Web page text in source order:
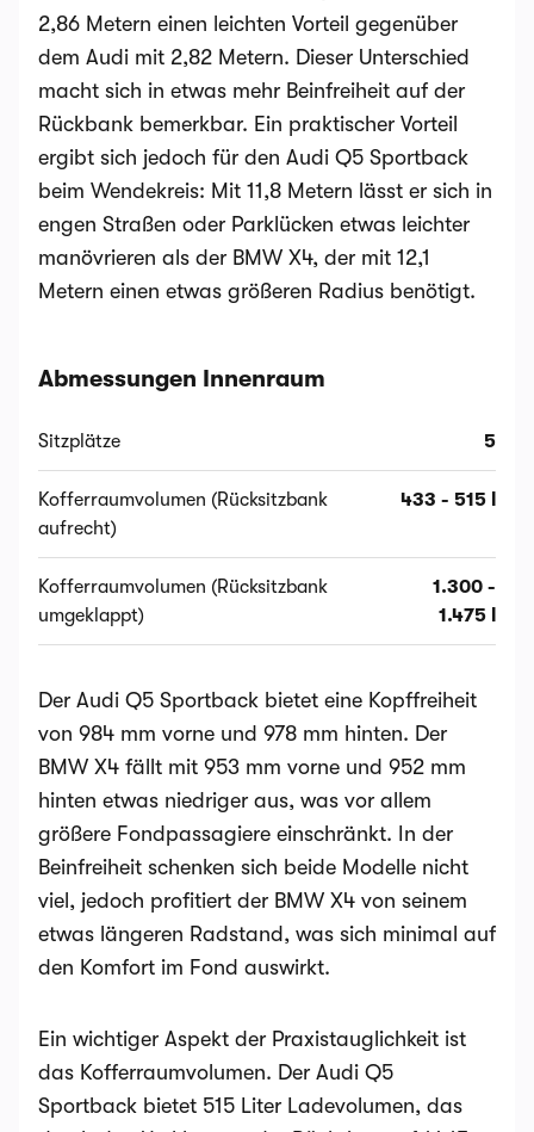
2,86 Metern einen leichten Vorteil gegenüber
dem Audi mit 2,82 Metern. Dieser Unterschied
macht sich in etwas mehr Beinfreiheit auf der
Rückbank bemerkbar. Ein praktischer Vorteil
ergibt sich jedoch für den Audi Q5 Sportback
beim Wendekreis: Mit 11,8 Metern lässt er sich in
engen Straßen oder Parklücken etwas leichter
manövrieren als der BMW X4, der mit 12,1
Metern einen etwas größeren Radius benötigt.
Abmessungen Innenraum
Sitzplätze 5
Kofferraumvolumen (Rücksitzbank
aufrecht)
433 - 515 l
Kofferraumvolumen (Rücksitzbank
umgeklappt)
1.300 -
1.475 l
Der Audi Q5 Sportback bietet eine Kopffreiheit
von 984 mm vorne und 978 mm hinten​. Der
BMW X4 fällt mit 953 mm vorne und 952 mm
hinten etwas niedriger aus​, was vor allem
größere Fondpassagiere einschränkt. In der
Beinfreiheit schenken sich beide Modelle nicht
viel, jedoch profitiert der BMW X4 von seinem
etwas längeren Radstand, was sich minimal auf
den Komfort im Fond auswirkt.
Ein wichtiger Aspekt der Praxistauglichkeit ist
das Kofferraumvolumen. Der Audi Q5
Sportback bietet 515 Liter Ladevolumen, das